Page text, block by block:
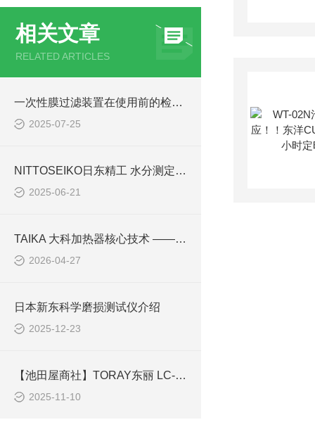
相关文章
RELATED ARTICLES
一次性膜过滤装置在使用前的检查与预处理
2025-07-25
NITTOSEIKO日东精工 水分测定法（体积滴定法）
2025-06-21
TAIKA 大科加热器核心技术 —— 均匀加热设计与温控原理解析
2026-04-27
日本新东科学磨损测试仪介绍
2025-12-23
【池田屋商社】TORAY东丽 LC-450D：工业氧分析的“超能战士”
2025-11-10